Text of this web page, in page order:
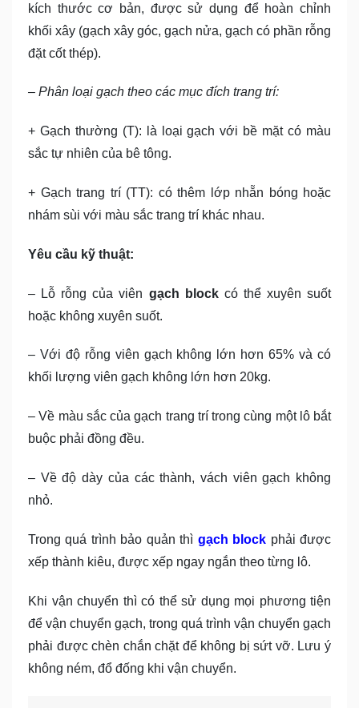
kích thước cơ bản, được sử dụng để hoàn chỉnh
khối xây (gạch xây góc, gạch nửa, gạch có phần rỗng
đặt cốt thép).
– Phân loại gạch theo các mục đích trang trí:
+ Gạch thường (T): là loại gạch với bề mặt có màu
sắc tự nhiên của bê tông.
+ Gạch trang trí (TT): có thêm lớp nhẵn bóng hoặc
nhám sùi với màu sắc trang trí khác nhau.
Yêu cầu kỹ thuật:
– Lỗ rỗng của viên gạch block có thể xuyên suốt
hoặc không xuyên suốt.
– Với độ rỗng viên gạch không lớn hơn 65% và có
khối lượng viên gạch không lớn hơn 20kg.
– Về màu sắc của gạch trang trí trong cùng một lô bắt
buộc phải đồng đều.
– Về độ dày của các thành, vách viên gạch không
nhỏ.
Trong quá trình bảo quản thì gạch block phải được
xếp thành kiêu, được xếp ngay ngắn theo từng lô.
Khi vận chuyển thì có thể sử dụng mọi phương tiện
để vận chuyển gạch, trong quá trình vận chuyển gạch
phải được chèn chắn chặt để không bị sứt vỡ. Lưu ý
không ném, đổ đống khi vận chuyển.